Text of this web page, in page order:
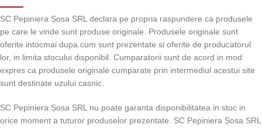
SC Pepiniera Șosa SRL declara pe propria raspundere ca produsele
pe care le vinde sunt produse originale. Produsele originale sunt
oferite intocmai dupa cum sunt prezentate si oferite de producatorul
lor, in limita stocului disponibil. Cumparatorii sunt de acord in mod
expres ca produsele originale cumparate prin intermediul acestui site
sunt destinate uzului casnic.
SC Pepiniera Șosa SRL nu poate garanta disponibilitatea in stoc in
orice moment a tuturor produselor prezentate. SC Pepiniera Șosa SRL